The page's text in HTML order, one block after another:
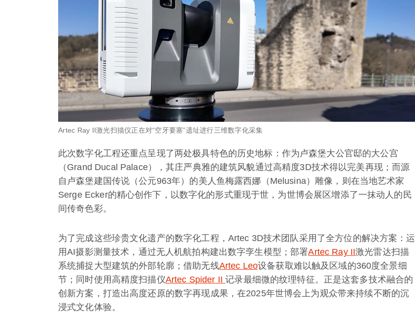
Artec Ray II激光扫描仪正在对“空牙要塞”遗址进行三维数字化采集
此次数字化工程还重点呈现了两处极具特色的历史地标：作为卢森堡大公官邸的大公宫
（Grand Ducal Palace），其庄严典雅的建筑风貌通过高精度3D技术得以完美再现；而源
自卢森堡建国传说（公元963年）的美人鱼梅露西娜（Melusina）雕像，则在当地艺术家
Serge Ecker的精心创作下，以数字化的形式重现于世，为世博会展区增添了一抹动人的民
间传奇色彩。
为了完成这些珍贵文化遗产的数字化工程，Artec 3D技术团队采用了全方位的解决方案：运
用AI摄影测量技术，通过无人机航拍构建出数字孪生模型；部署Artec Ray II激光雷达扫描
系统捕捉大型建筑的外部轮廓；借助无线Artec Leo设备获取难以触及区域的360度全景细
节；同时使用高精度扫描仪Artec Spider II记录最细微的纹理特征。正是这套多技术融合的
创新方案，打造出高度还原的数字再现成果，在2025年世博会上为观众带来持续不断的沉
浸式文化体验。